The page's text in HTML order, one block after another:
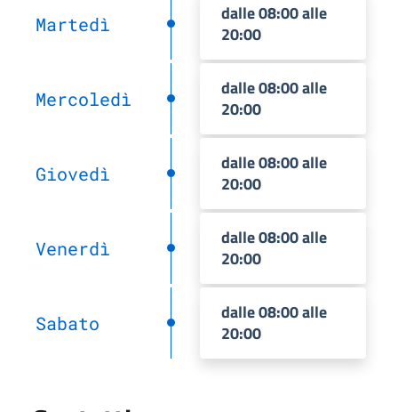
Martedì
dalle 08:00 alle
20:00
Mercoledì
dalle 08:00 alle
20:00
Giovedì
dalle 08:00 alle
20:00
Venerdì
dalle 08:00 alle
20:00
Sabato
dalle 08:00 alle
20:00